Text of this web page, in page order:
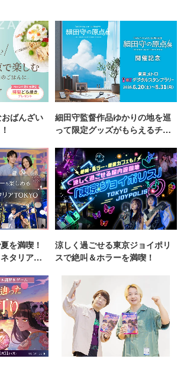
ばんざい
細田守監督作品ゆかりの地を巡
って限定グッズがもらえるチャ
を満喫！
タリア
涼しく過ごせる東京ジョイポリ
スで絶叫＆ホラーを満喫！